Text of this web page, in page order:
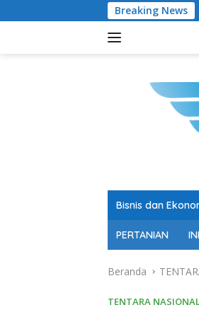
ke
Breaking News
Soroti Belanja
Bisnis dan
PERTANIAN
Beranda
TENTARA